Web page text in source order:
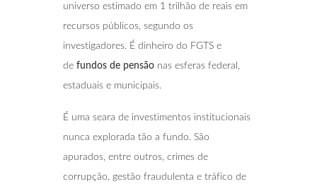
universo estimado em 1 trilhão de reais em
recursos públicos, segundo os
investigadores. É dinheiro do FGTS e
de fundos de pensão nas esferas federal,
estaduais e municipais.
É uma seara de investimentos institucionais
nunca explorada tão a fundo. São
apurados, entre outros, crimes de
corrupção, gestão fraudulenta e tráfico de